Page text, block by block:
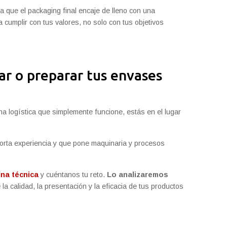
que el packaging final encaje de lleno con una
cumplir con tus valores, no solo con tus objetivos
o preparar tus envases
logística que simplemente funcione, estás en el lugar
experiencia y que pone maquinaria y procesos
técnicay cuéntanos tu reto. Lo analizaremos
la calidad, la presentación y la eficacia de tus productos